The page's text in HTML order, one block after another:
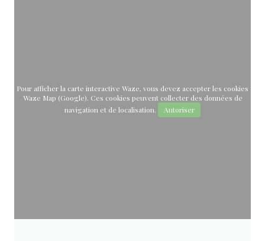
Pour afficher la carte interactive Waze, vous devez accepter les cookies
Waze Map (Google). Ces cookies peuvent collecter des données de
navigation et de localisation.
Autoriser